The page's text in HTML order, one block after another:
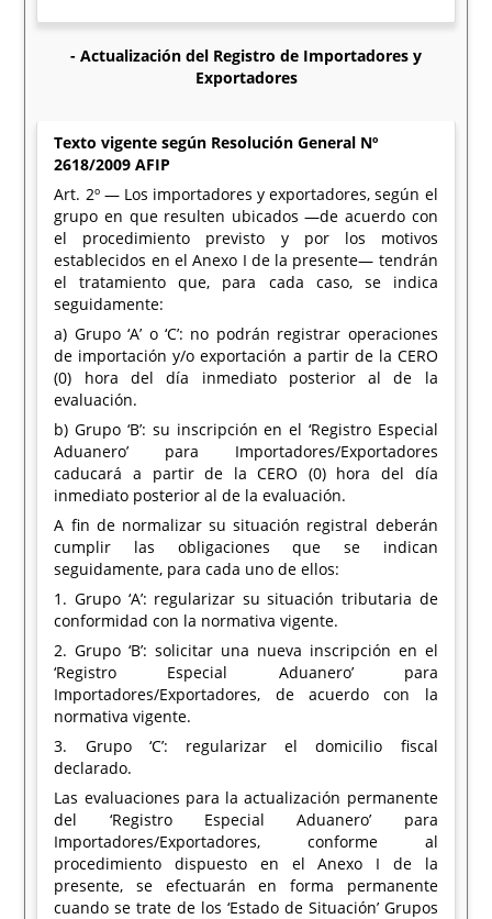
- Actualización del Registro de Importadores y
Exportadores
Texto vigente según Resolución General Nº
2618/2009 AFIP
Art. 2º — Los importadores y exportadores, según el
grupo en que resulten ubicados —de acuerdo con
el procedimiento previsto y por los motivos
establecidos en el Anexo I de la presente— tendrán
el tratamiento que, para cada caso, se indica
seguidamente:
a) Grupo ‘A’ o ‘C’: no podrán registrar operaciones
de importación y/o exportación a partir de la CERO
(0) hora del día inmediato posterior al de la
evaluación.
b) Grupo ‘B’: su inscripción en el ‘Registro Especial
Aduanero’ para Importadores/Exportadores
caducará a partir de la CERO (0) hora del día
inmediato posterior al de la evaluación.
A fin de normalizar su situación registral deberán
cumplir las obligaciones que se indican
seguidamente, para cada uno de ellos:
1. Grupo ‘A’: regularizar su situación tributaria de
conformidad con la normativa vigente.
2. Grupo ‘B’: solicitar una nueva inscripción en el
‘Registro Especial Aduanero’ para
Importadores/Exportadores, de acuerdo con la
normativa vigente.
3. Grupo ‘C’: regularizar el domicilio fiscal
declarado.
Las evaluaciones para la actualización permanente
del ‘Registro Especial Aduanero’ para
Importadores/Exportadores, conforme al
procedimiento dispuesto en el Anexo I de la
presente, se efectuarán en forma permanente
cuando se trate de los ‘Estado de Situación’ Grupos